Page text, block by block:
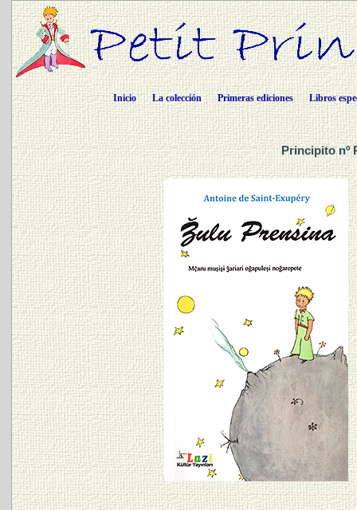
Inicio La colección Primeras ediciones Libros
Principito nº